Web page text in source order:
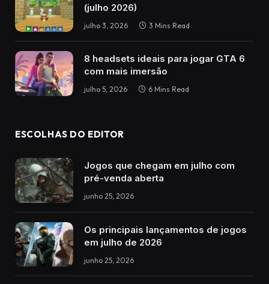
(julho 2026)
julho 3, 2026 3 Mins Read
8 headsets ideais para jogar GTA 6
com mais imersão
julho 5, 2026 6 Mins Read
ESCOLHAS DO EDITOR
Jogos que chegam em julho com
pré-venda aberta
junho 25, 2026
Os principais lançamentos de jogos
em julho de 2026
junho 25, 2026